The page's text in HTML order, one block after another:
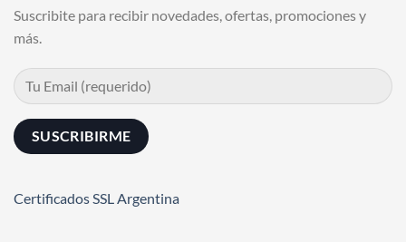
Suscribite para recibir novedades, ofertas, promociones y
más.
Certificados SSL Argentina